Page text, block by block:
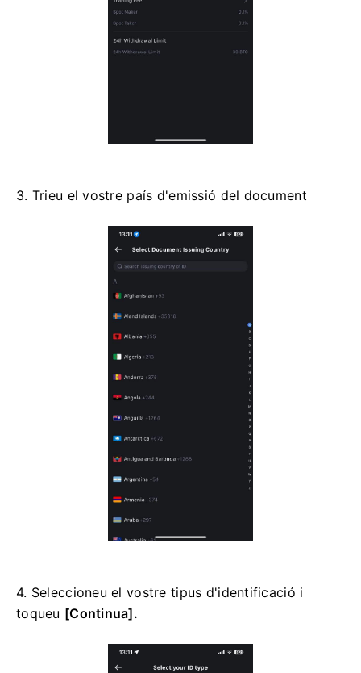
3. Trieu el vostre país d'emissió del document
4. Seleccioneu el vostre tipus d'identificació i
toqueu [Continua].